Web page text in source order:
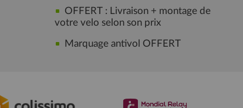
OFFERT : Livraison + montage de
votre velo selon son prix
Marquage antivol OFFERT